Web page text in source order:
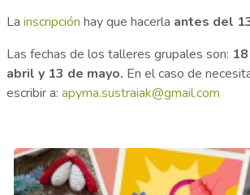
La inscripción hay que hacerla antes del
Las fechas de los talleres grupales son:
abril y 13 de mayo. En el caso de
escribir a: apyma.sustraiak@gmail.com